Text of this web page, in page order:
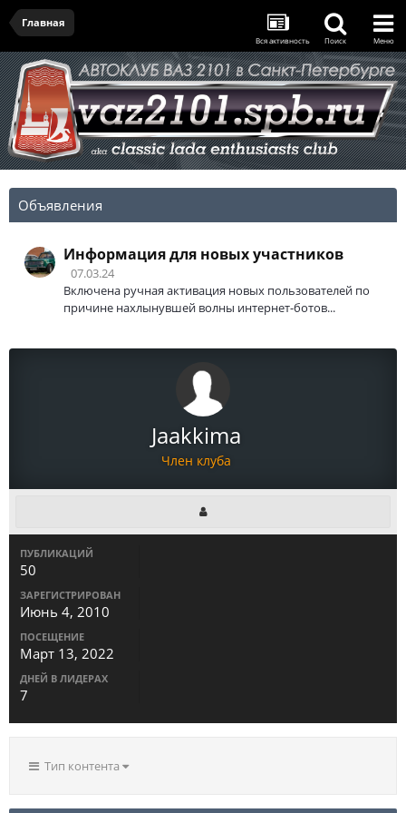
Главная
Вся активность Поиск Меню
Объявления
Информация для новых участников
07.03.24
Включена ручная активация новых пользователей по
причине нахлынувшей волны интернет-ботов...
Jaakkima
Член клуба
ПУБЛИКАЦИЙ
50
ЗАРЕГИСТРИРОВАН
Июнь 4, 2010
ПОСЕЩЕНИЕ
Март 13, 2022
ДНЕЙ В ЛИДЕРАХ
7
Тип контента